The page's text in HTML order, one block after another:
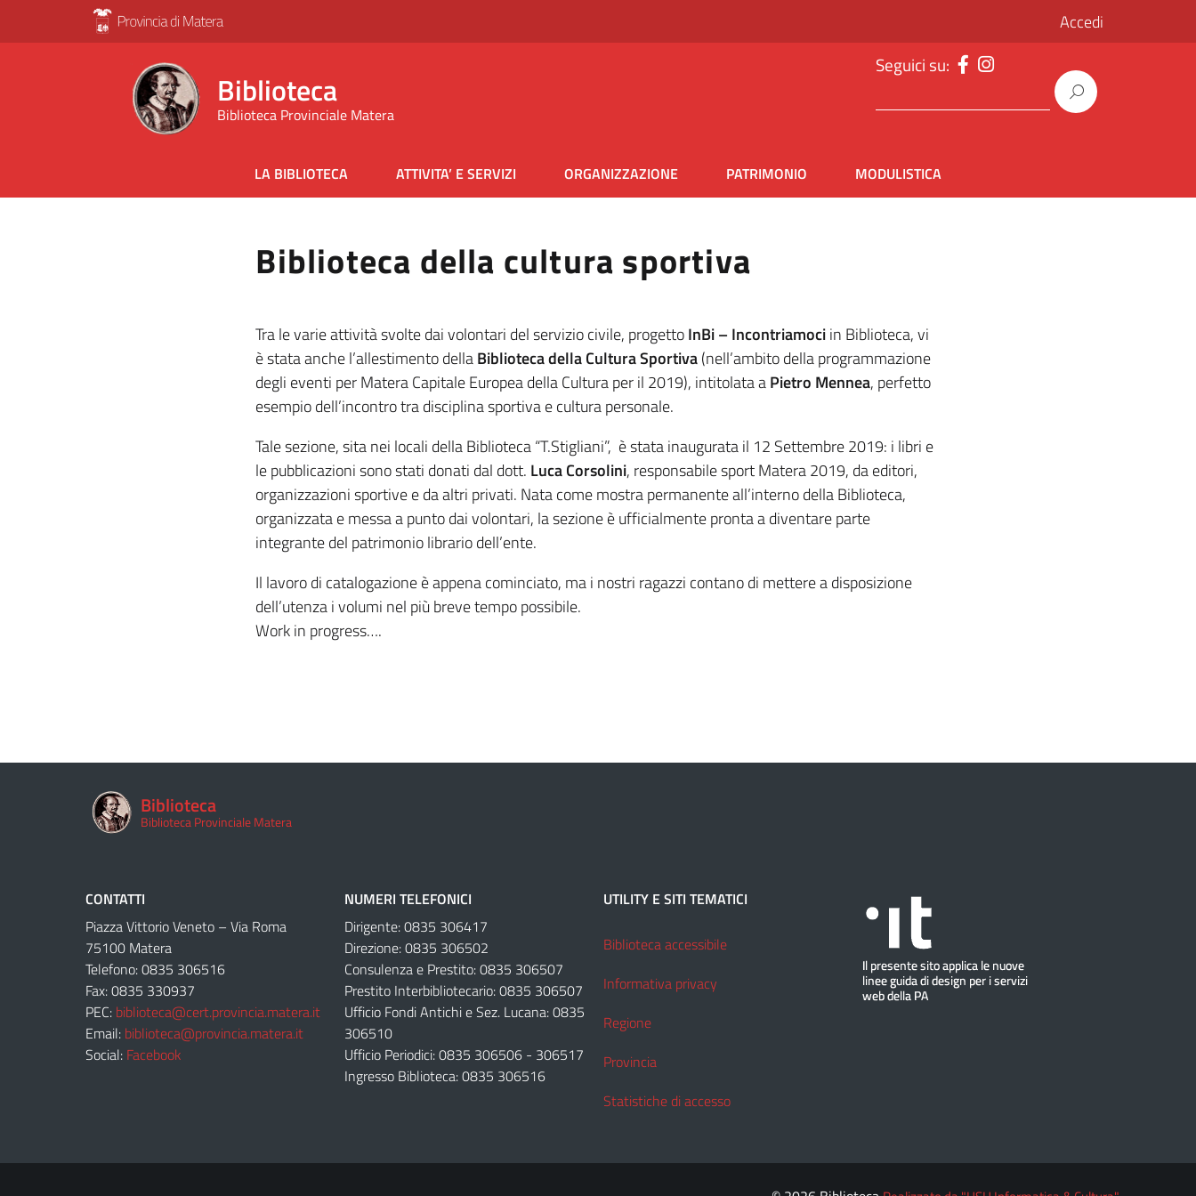
Accedi
Biblioteca
Biblioteca Provinciale Matera
Seguici su:
LA BIBLIOTECA ATTIVITA’ E SERVIZI ORGANIZZAZIONE PATRIMONIO MODULISTICA
Biblioteca della cultura sportiva
Tra le varie attività svolte dai volontari del servizio civile, progettoInBi – Incontriamociin Biblioteca, vi
è stata anche l’allestimento dellaBiblioteca della Cultura Sportiva(nell’ambito della programmazione
degli eventi per Matera Capitale Europea della Cultura per il 2019), intitolata aPietro Mennea, perfetto
esempio dell’incontro tra disciplina sportiva e cultura personale.
Tale sezione, sita nei locali della Biblioteca “T.Stigliani”, è stata inaugurata il 12 Settembre 2019: i libri e
le pubblicazioni sono stati donati dal dott. Luca Corsolini, responsabile sport Matera 2019, da editori,
organizzazioni sportive e da altri privati. Nata come mostra permanente all’interno della Biblioteca,
organizzata e messa a punto dai volontari, la sezione è ufficialmente pronta a diventare parte
integrante del patrimonio librario dell’ente.
Il lavoro di catalogazione è appena cominciato, ma i nostri ragazzi contano di mettere a disposizione
dell’utenza i volumi nel più breve tempo possibile.
Work in progress….
Biblioteca
Biblioteca Provinciale Matera
CONTATTI
Piazza Vittorio Veneto – Via Roma
75100 Matera
Telefono: 0835 306516
Fax: 0835 330937
PEC: biblioteca@cert.provincia.matera.it
Email: biblioteca@provincia.matera.it
Social: Facebook
NUMERI TELEFONICI
Dirigente: 0835 306417
Direzione: 0835 306502
Consulenza e Prestito: 0835 306507
Prestito Interbibliotecario: 0835 306507
Ufficio Fondi Antichi e Sez. Lucana: 0835
306510
Ufficio Periodici: 0835 306506 - 306517
Ingresso Biblioteca: 0835 306516
UTILITY E SITI TEMATICI
Biblioteca accessibile
Informativa privacy
Regione
Provincia
Statistiche di accesso